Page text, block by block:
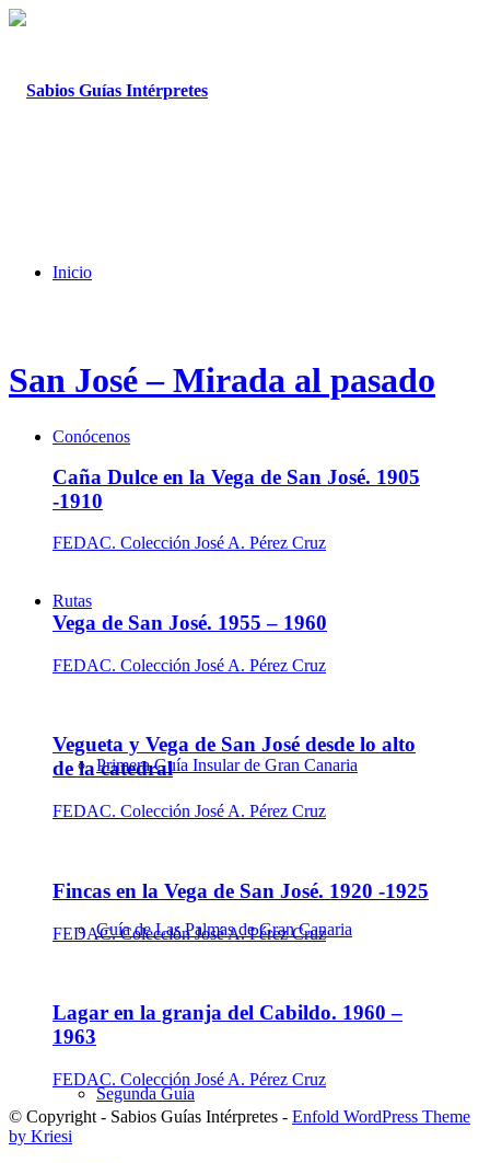
Inicio
Conócenos
Rutas
Primera Guía Insular de Gran Canaria
Guía de Las Palmas de Gran Canaria
Segunda Guía
San José – Mirada al pasado
Caña Dulce en la Vega de San José. 1905
-1910
FEDAC. Colección José A. Pérez Cruz
Vega de San José. 1955 – 1960
FEDAC. Colección José A. Pérez Cruz
Vegueta y Vega de San José desde lo alto
de la catedral
FEDAC. Colección José A. Pérez Cruz
Fincas en la Vega de San José. 1920 -1925
FEDAC. Colección José A. Pérez Cruz
Lagar en la granja del Cabildo. 1960 –
1963
FEDAC. Colección José A. Pérez Cruz
© Copyright - Sabios Guías Intérpretes - Enfold WordPress Theme
by Kriesi